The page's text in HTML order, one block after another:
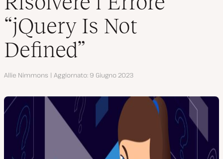
“jQuery Is Not
Defined”
Autore
Allie Nimmons Aggiornato 9 Giugno 2023